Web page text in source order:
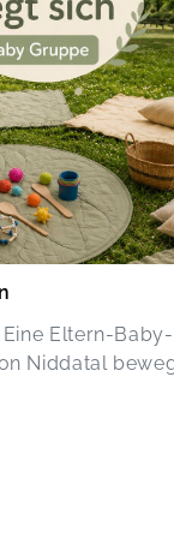
Eltern-Baby-
Niddatal